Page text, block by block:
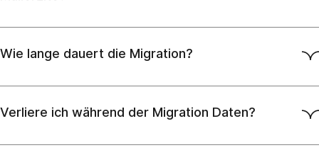
Wie lange dauert die Migration?
Verliere ich während der Migration Daten?